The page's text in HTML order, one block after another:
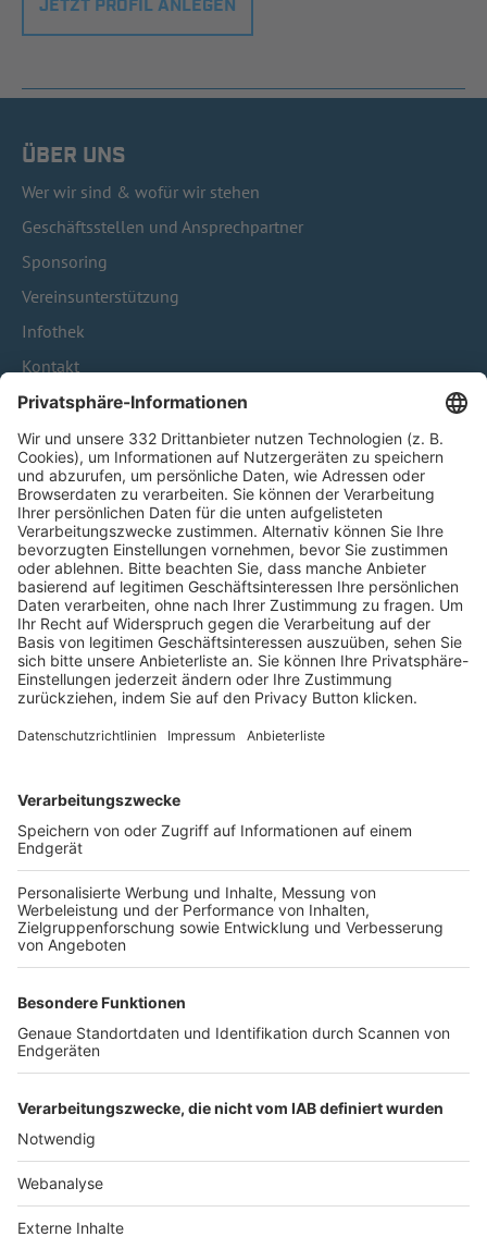
JETZT PROFIL ANLEGEN
ÜBER UNS
Wer wir sind & wofür wir stehen
Geschäftsstellen und Ansprechpartner
Sponsoring
Vereinsunterstützung
Infothek
Kontakt
HÄUFIG BESUCHTE SEITEN
Pässe und Vereinswechsel
Trainerausbildung
Schulungsangebot Vereinsmitarbeiter
BFV-Geschäftsstellen
Trainerbörse
Login SpielPlus
FOLGE DEM BFV
TOP-VEREINE
TOP-PARTNER
Nutzungsbedingungen Datenschutz Impressum